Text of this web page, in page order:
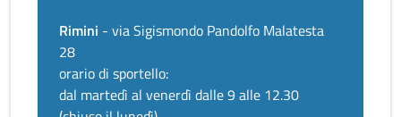
Rimini - via Sigismondo Pandolfo Malatesta
28
orario di sportello:
dal martedì al venerdì dalle 9 alle 12.30